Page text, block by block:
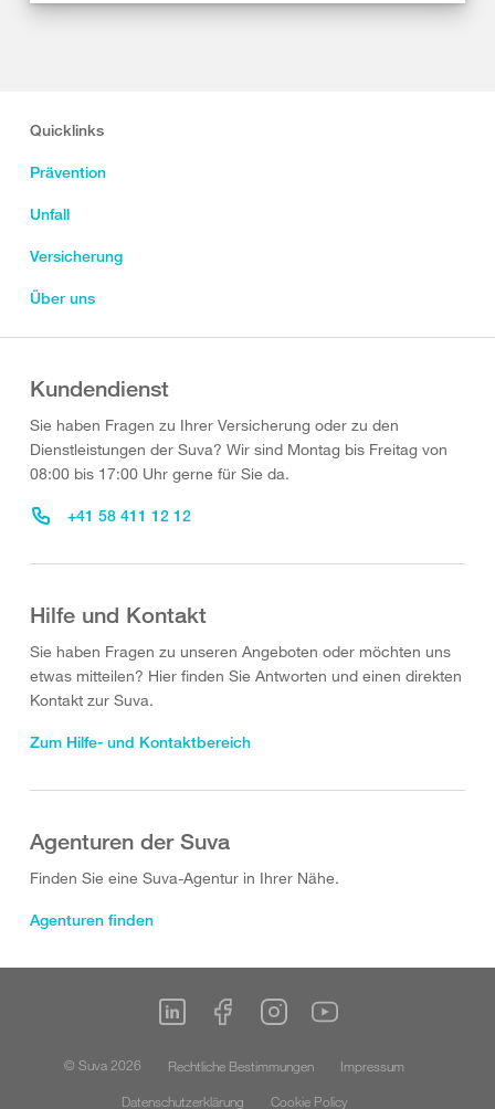
Quicklinks
Prävention
Unfall
Versicherung
Über uns
Kundendienst
Sie haben Fragen zu Ihrer Versicherung oder zu den
Dienstleistungen der Suva? Wir sind Montag bis Freitag von
08:00 bis 17:00 Uhr gerne für Sie da.
+41 58 411 12 12
Hilfe und Kontakt
Sie haben Fragen zu unseren Angeboten oder möchten uns
etwas mitteilen? Hier finden Sie Antworten und einen direkten
Kontakt zur Suva.
Zum Hilfe- und Kontaktbereich
Agenturen der Suva
Finden Sie eine Suva-Agentur in Ihrer Nähe.
Agenturen finden
© Suva 2026 Rechtliche Bestimmungen
Impressum
Datenschutzerklärung
Cookie Policy